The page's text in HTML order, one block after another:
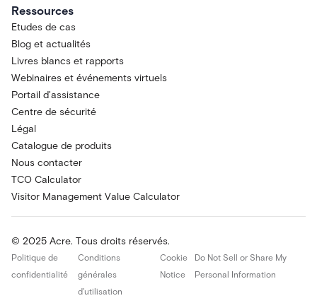
Ressources
Etudes de cas
Blog et actualités
Livres blancs et rapports
Webinaires et événements virtuels
Portail d'assistance
Centre de sécurité
Légal
Catalogue de produits
Nous contacter
TCO Calculator
Visitor Management Value Calculator
© 2025 Acre. Tous droits réservés.
Politique de
confidentialité
Conditions
générales
d'utilisation
Cookie
Notice
Do Not Sell or Share My
Personal Information